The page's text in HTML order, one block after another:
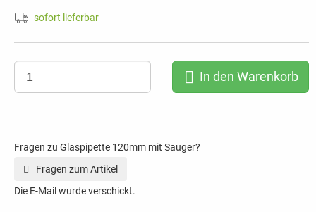
sofort lieferbar
In den Warenkorb
Fragen zu Glaspipette 120mm mit Sauger?
Fragen zum Artikel
Die E-Mail wurde verschickt.